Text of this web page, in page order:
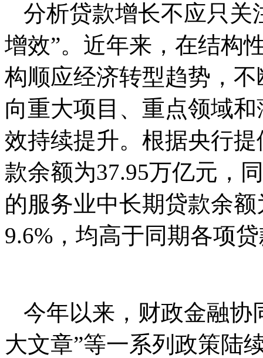
分析贷款增长不应只关
增效”。近年来，在结构
构顺应经济转型趋势，
向重大项目、重点领域
效持续提升。根据央行
款余额为37.95万亿元，
的服务业中长期贷款余
9.6%，均高于同期各项
今年以来，财政金融协
大文章”等一系列政策陆